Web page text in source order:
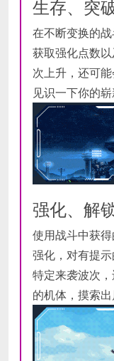
生存、突
在不断变换的
获取强化点数
次上升，还可
见识一下你的崭
强化、解
使用战斗中获
强化，对有提
特定来袭波次
的机体，摸索出